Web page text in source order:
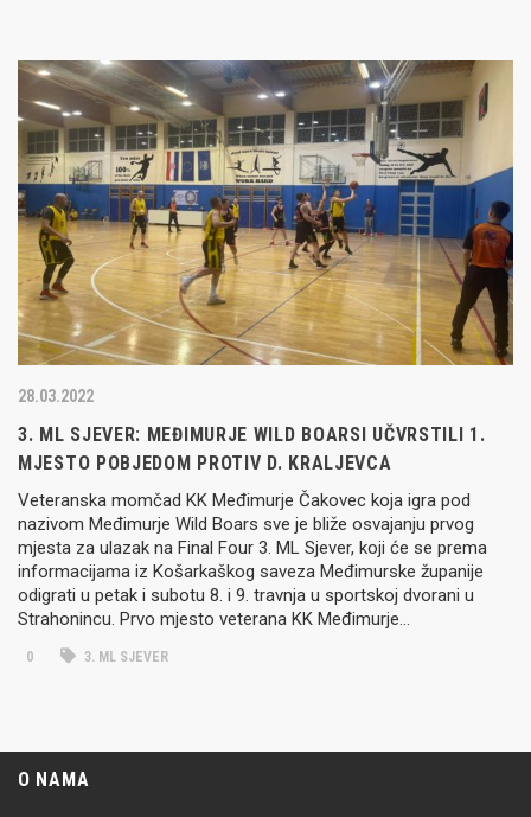
28.03.2022
3. ML SJEVER: MEĐIMURJE WILD BOARSI UČVRSTILI 1.
MJESTO POBJEDOM PROTIV D. KRALJEVCA
Veteranska momčad KK Međimurje Čakovec koja igra pod
nazivom Međimurje Wild Boars sve je bliže osvajanju prvog
mjesta za ulazak na Final Four 3. ML Sjever, koji će se prema
informacijama iz Košarkaškog saveza Međimurske županije
odigrati u petak i subotu 8. i 9. travnja u sportskoj dvorani u
Strahonincu. Prvo mjesto veterana KK Međimurje…
0 3. ML SJEVER
O NAMA